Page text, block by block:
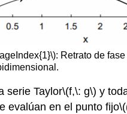
: Retrato de
serie Taylor\(f,\: g\) y
evalúan en el punto fijo